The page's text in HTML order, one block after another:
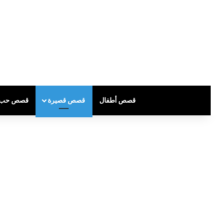
قصص أطفال قصص قصيرة قصص